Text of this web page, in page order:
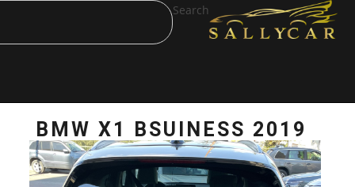
Search
BMW X1